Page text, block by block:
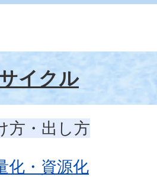
イクル
方・出し方
化・資源化